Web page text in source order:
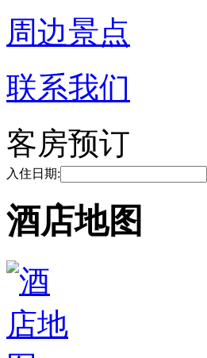
周边景点
联系我们
客房预订
入住日期:
酒店地图